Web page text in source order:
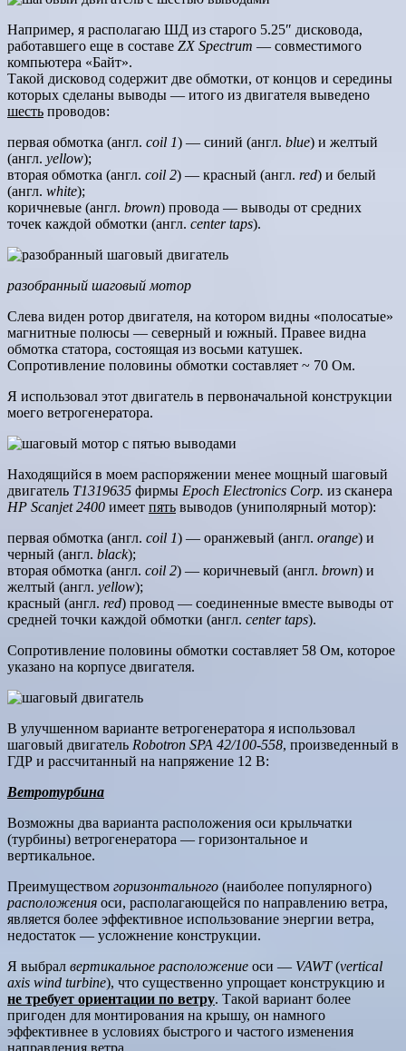
Например, я располагаю ШД из старого 5.25″ дисковода,
работавшего еще в составе ZX Spectrum — совместимого
компьютера «Байт».
Такой дисковод содержит две обмотки, от концов и середины
которых сделаны выводы — итого из двигателя выведено
шесть проводов:
первая обмотка (англ. coil 1) — синий (англ. blue) и желтый
(англ. yellow);
вторая обмотка (англ. coil 2) — красный (англ. red) и белый
(англ. white);
коричневые (англ. brown) провода — выводы от средних
точек каждой обмотки (англ. center taps).
разобранный шаговый мотор
Слева виден ротор двигателя, на котором видны «полосатые»
магнитные полюсы — северный и южный. Правее видна
обмотка статора, состоящая из восьми катушек.
Сопротивление половины обмотки составляет ~ 70 Ом.
Я использовал этот двигатель в первоначальной конструкции
моего ветрогенератора.
Находящийся в моем распоряжении менее мощный шаговый
двигатель T1319635 фирмы Epoch Electronics Corp. из сканера
HP Scanjet 2400 имеет пять выводов (униполярный мотор):
первая обмотка (англ. coil 1) — оранжевый (англ. orange) и
черный (англ. black);
вторая обмотка (англ. coil 2) — коричневый (англ. brown) и
желтый (англ. yellow);
красный (англ. red) провод — соединенные вместе выводы от
средней точки каждой обмотки (англ. center taps).
Сопротивление половины обмотки составляет 58 Ом, которое
указано на корпусе двигателя.
В улучшенном варианте ветрогенератора я использовал
шаговый двигатель Robotron SPA 42/100-558, произведенный в
ГДР и рассчитанный на напряжение 12 В:
Ветротурбина
Возможны два варианта расположения оси крыльчатки
(турбины) ветрогенератора — горизонтальное и
вертикальное.
Преимуществом горизонтального (наиболее популярного)
расположения оси, располагающейся по направлению ветра,
является более эффективное использование энергии ветра,
недостаток — усложнение конструкции.
Я выбрал вертикальное расположение оси — VAWT(vertical
axis wind turbine), что существенно упрощает конструкцию и
не требует ориентации по ветру. Такой вариант более
пригоден для монтирования на крышу, он намного
эффективнее в условиях быстрого и частого изменения
направления ветра.